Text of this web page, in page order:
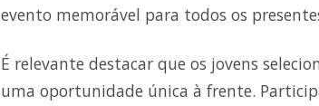
evento memorável para todos os
É relevante destacar que os jovens
uma oportunidade única à frente.